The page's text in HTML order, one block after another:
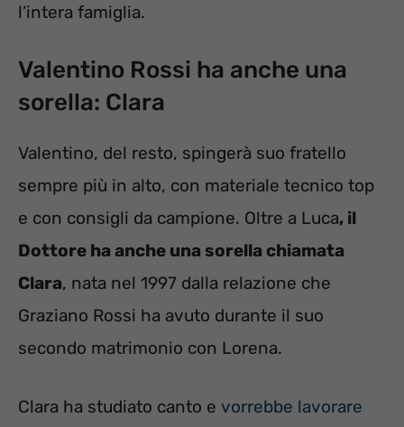
l’intera famiglia.
Valentino Rossi ha anche una
sorella: Clara
Valentino, del resto, spingerà suo fratello
sempre più in alto, con materiale tecnico top
e con consigli da campione. Oltre a Luca, il
Dottore ha anche una sorella chiamata
Clara, nata nel 1997 dalla relazione che
Graziano Rossi ha avuto durante il suo
secondo matrimonio con Lorena.
Clara ha studiato canto e vorrebbe lavorare